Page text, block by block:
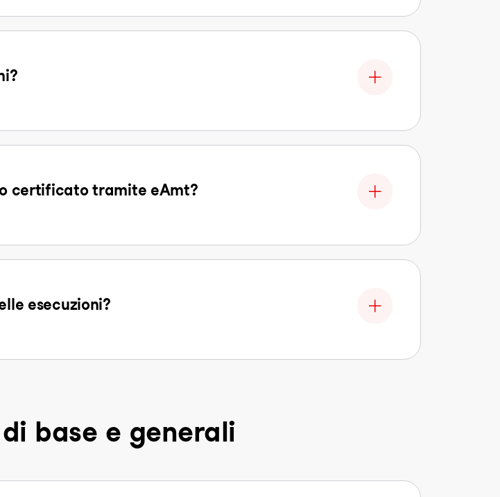
certificato tramite eAmt?
esecuzioni?
base e generali